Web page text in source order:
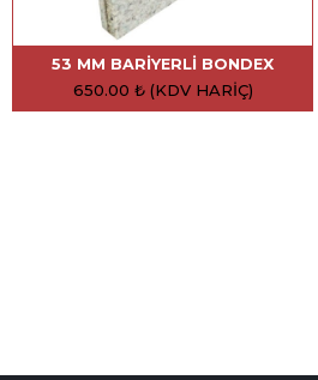
53 MM BARIYERLI BONDEX
650.00 ₺ (KDV HARIÇ)